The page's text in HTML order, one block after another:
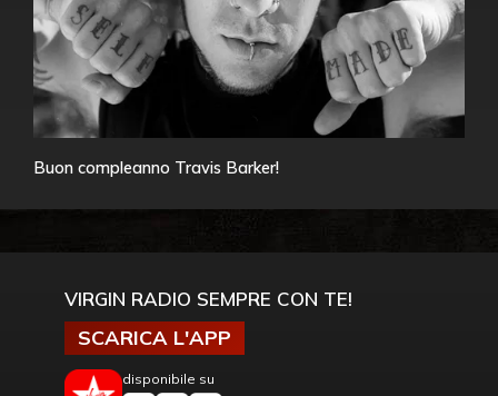
Buon compleanno Travis Barker!
VIRGIN RADIO SEMPRE CON TE!
SCARICA L'APP
disponibile su